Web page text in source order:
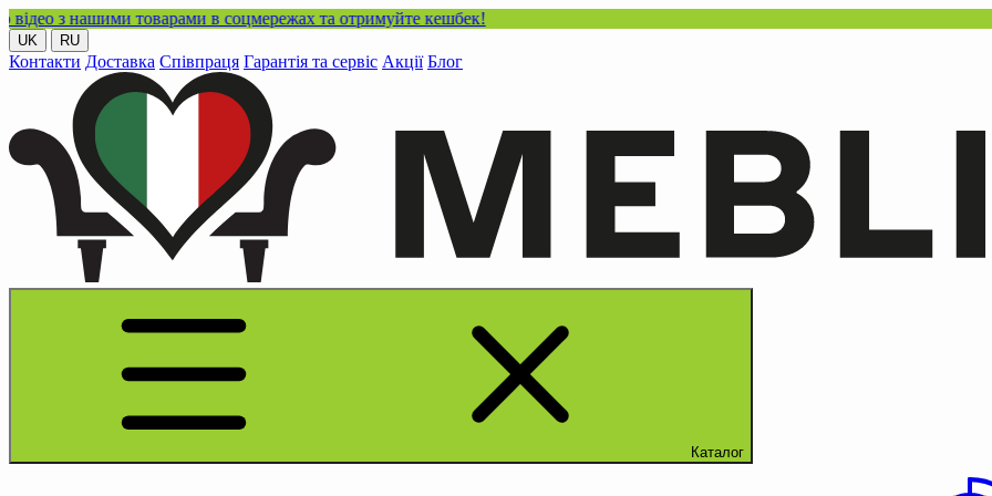
товарами в соцмережах та отримуйте кешбек!
UK RU
Контакти Доставка Співпраця Гарантія та сервіс Акції Блог
Каталог